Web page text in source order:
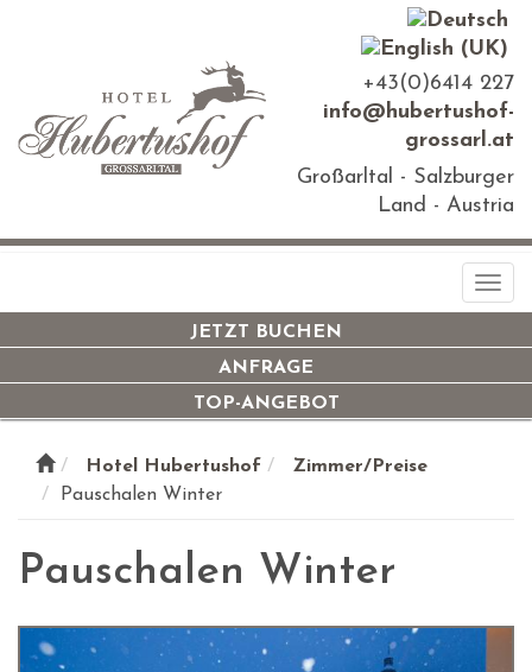
+43(0)6414 227
info@hubertushof-
grossarl.at
Großarltal - Salzburger
Land - Austria
JETZT BUCHEN
ANFRAGE
TOP-ANGEBOT
Hotel Hubertushof
Zimmer/Preise
Pauschalen Winter
Pauschalen Winter